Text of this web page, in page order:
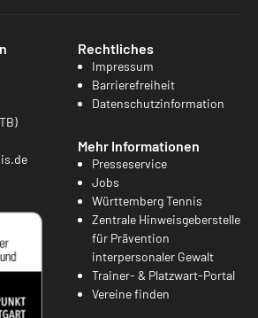
Rechtliches
Impressum
Barrierefreiheit
Datenschutzinformation
Mehr Informationen
Presseservice
Jobs
Württemberg Tennis
Zentrale Hinweisgeberstelle
für Prävention
interpersonaler Gewalt
Trainer- & Platzwart-Portal
Vereine finden